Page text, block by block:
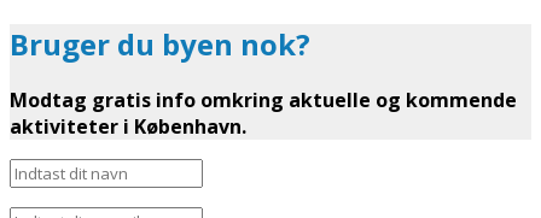
Bruger du byen nok?
Modtag gratis info omkring aktuelle og kommende
aktiviteter i København.